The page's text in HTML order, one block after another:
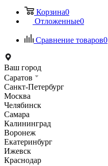
Корзина0
Отложенные0
Сравнение товаров0
Ваш город
Саратов
Санкт-Петербург
Москва
Челябинск
Самара
Калининград
Воронеж
Екатеринбург
Ижевск
Краснодар